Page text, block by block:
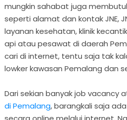
mungkin sahabat juga
seperti alamat dan kontak JNE,
layanan kesehatan, klinik
api atau pesawat di daerah
cari di internet, tentu saja tak
lowker kawasan Pemalang dan
Dari sekian banyak job vacancy
di Pemalang, barangkali saja